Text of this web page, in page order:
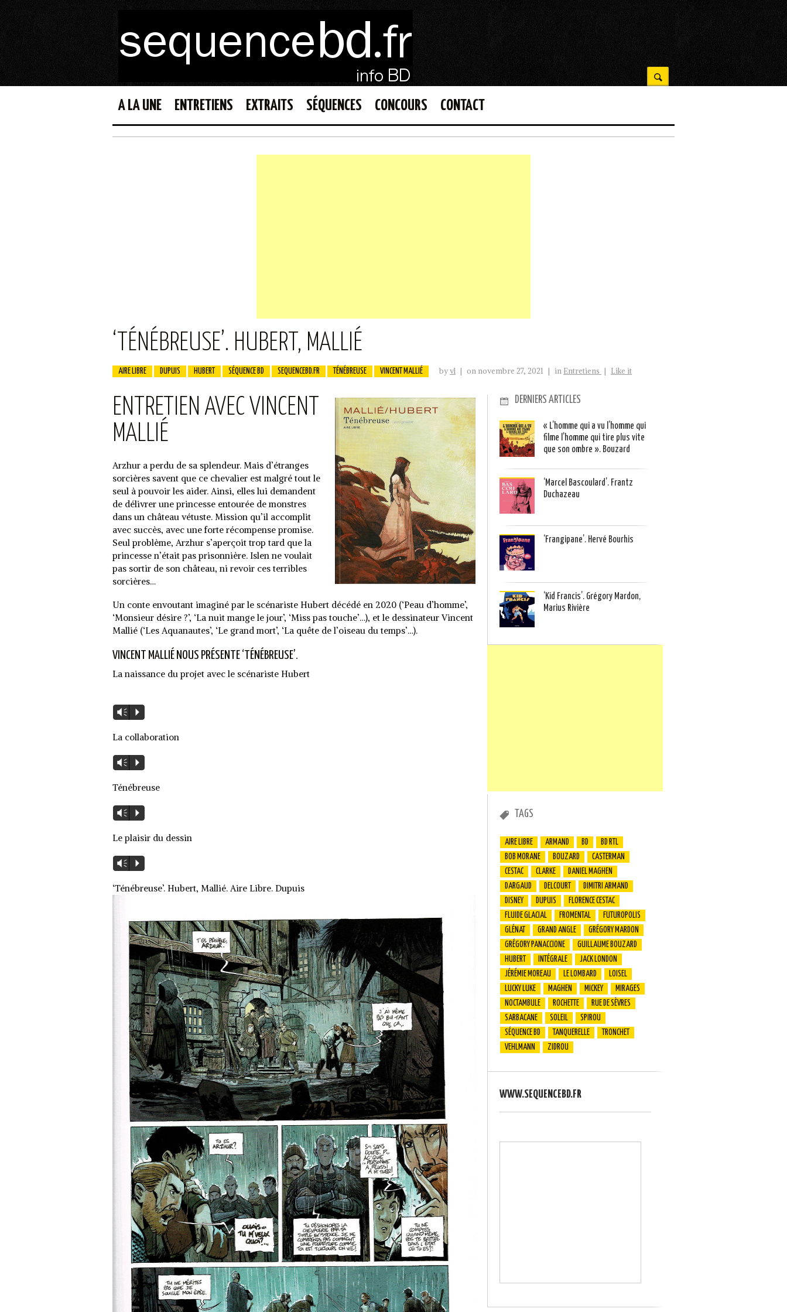
A LA UNE ENTRETIENS EXTRAITS SÉQUENCES CONCOURS CONTACT
‘TÉNÉBREUSE’. HUBERT, MALLIÉ
AIRE LIBRE DUPUIS HUBERT SÉQUENCE BD SEQUENCEBD.FR TÉNÉBREUSE VINCENT MALLIÉ byvl | on novembre 27, 2021 | in Entretiens | Like it
ENTRETIEN AVEC VINCENT
MALLIÉ
Arzhur a perdu de sa splendeur. Mais d’étranges
sorcières savent que ce chevalier est malgré tout le
seul à pouvoir les aider. Ainsi, elles lui demandent
de délivrer une princesse entourée de monstres
dans un château vétuste. Mission qu’il accomplit
avec succès, avec une forte récompense promise.
Seul problème, Arzhur s’aperçoit trop tard que la
princesse n’était pas prisonnière. Islen ne voulait
pas sortir de son château, ni revoir ces terribles
sorcières…
Un conte envoutant imaginé par le scénariste Hubert décédé en 2020 (‘Peau d’homme’,
‘Monsieur désire ?’, ‘La nuit mange le jour’, ‘Miss pas touche’…), et le dessinateur Vincent
Mallié (‘Les Aquanautes’, ‘Le grand mort’, ‘La quête de l’oiseau du temps’…).
VINCENT MALLIÉ NOUS PRÉSENTE ‘TÉNÉBREUSE’.
La naissance du projet avec le scénariste Hubert
Lecteur
audio
Vm P
La collaboration
Lecteur
audio
Vm P
Ténébreuse
Lecteur
audio
Vm P
Le plaisir du dessin
Lecteur
audio
Vm P
‘Ténébreuse’. Hubert, Mallié. Aire Libre. Dupuis
DERNIERS ARTICLES
« L’homme qui a vu l’homme qui
filme l’homme qui tire plus vite
que son ombre ». Bouzard
‘Marcel Bascoulard’. Frantz
Duchazeau
‘Frangipane’. Hervé Bourhis
‘Kid Francis’. Grégory Mardon,
Marius Rivière
TAGS
AIRE LIBRE ARMAND BD
BD RTL
BOB MORANE
BOUZARD
CASTERMAN
CESTAC
CLARKE
DANIEL MAGHEN
DARGAUD
DELCOURT
DIMITRI ARMAND
DISNEY
DUPUIS
FLORENCE CESTAC
FLUIDE GLACIAL
FROMENTAL
FUTUROPOLIS
GLÉNAT
GRAND ANGLE
GRÉGORY MARDON
GRÉGORY PANACCIONE
GUILLAUME BOUZARD
HUBERT
INTÉGRALE
JACK LONDON
JÉRÉMIE MOREAU
LE LOMBARD
LOISEL
LUCKY LUKE
MAGHEN MICKEY
MIRAGES
NOCTAMBULE
ROCHETTE
RUE DE SÈVRES
SARBACANE
SOLEIL
SPIROU
SÉQUENCE BD
TANQUERELLE
TRONCHET
VEHLMANN
ZIDROU
WWW.SEQUENCEBD.FR